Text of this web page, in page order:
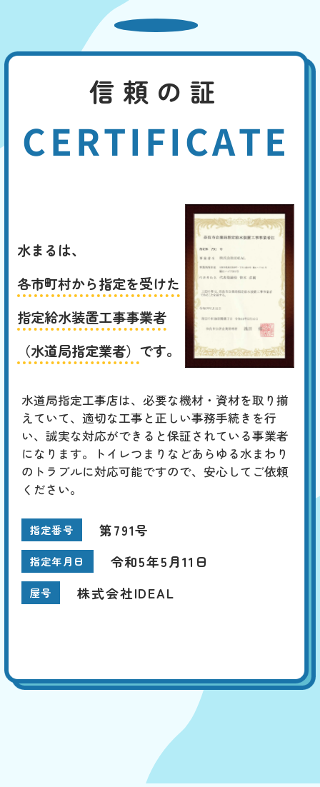
信頼の証
CERTIFICATE
水まるは、
各市町村から指定を受けた
指定給水装置工事事業者
（水道局指定業者） です。
水道局指定工事店は、必要な機材・資材を取り揃
えていて、適切な工事と正しい事務手続きを行
い、誠実な対応ができると保証されている事業者
になります。トイレつまりなどあらゆる水まわり
のトラブルに対応可能ですので、安心してご依頼
ください。
指定番号 第791号
指定年月日 令和5年5月11日
屋号 株式会社IDEAL